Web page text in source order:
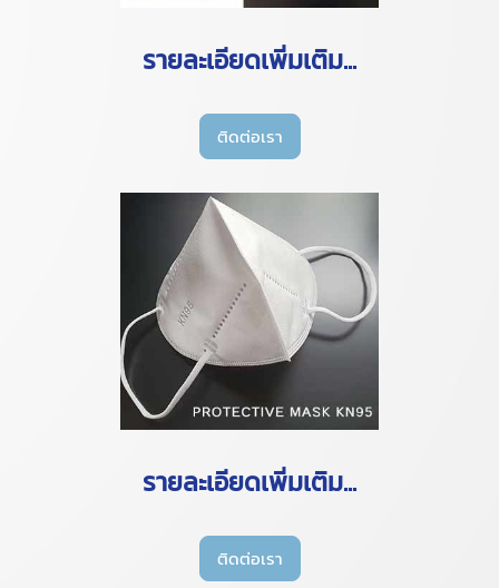
รายละเอียดเพิ่มเติม...
ติดต่อเรา
รายละเอียดเพิ่มเติม...
ติดต่อเรา